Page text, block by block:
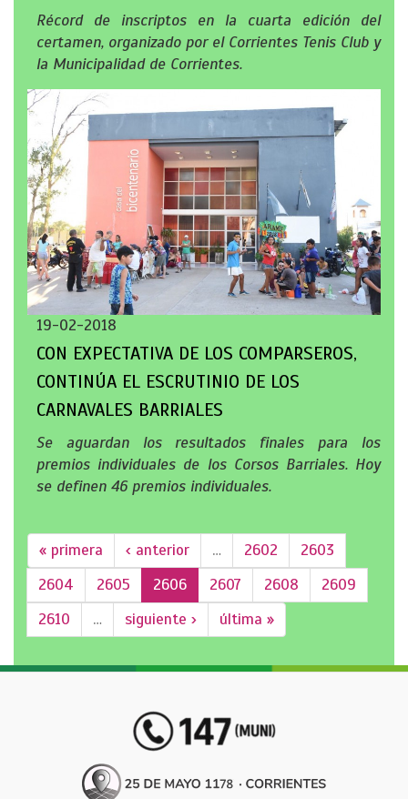
Récord de inscriptos en la cuarta edición del
certamen, organizado por el Corrientes Tenis Club y
la Municipalidad de Corrientes.
19-02-2018
CON EXPECTATIVA DE LOS COMPARSEROS,
CONTINÚA EL ESCRUTINIO DE LOS
CARNAVALES BARRIALES
Se aguardan los resultados finales para los
premios individuales de los Corsos Barriales. Hoy
se definen 46 premios individuales.
« primera ‹ anterior … 2602
2603
2604
2605 2606 2607 2608
2609
2610
… siguiente › última »